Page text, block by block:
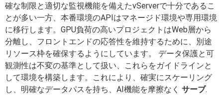
確な制限と適切な監視機能を備えたvServerで十分であるこ
とが多い一方、本番環境のAPIはマネージド環境や専用環境
に移行します。GPU負荷の高いプロジェクトはWeb層から
分離し、フロントエンドの応答性を維持するために、別途
リソース枠を確保するようにしています。 データ保護と可
観測性は不変の基準として扱い、これらをガイドラインと
して環境を構築します。これにより、確実にスケーリング
し、明確なデータパスを持ち、AI機能を摩擦なく サーブ.